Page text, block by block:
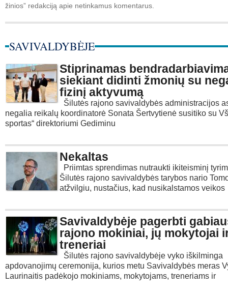
žinios” redakciją apie netinkamus komentarus.
SAVIVALDYBĖJE
Stiprinamas
siekiant didinti žmonių su
fizinį aktyvumą
Šilutės rajono savivaldybės administracijos
negalia reikalų koordinatorė Sonata Šertvytienė susitiko su
sportas“ direktoriumi Gediminu
Nekaltas
Priimtas sprendimas nutraukti ikiteisminį
Šilutės rajono savivaldybės tarybos nario
atžvilgiu, nustačius, kad nusikalstamos veikos
Savivaldybėje pagerbti
rajono mokiniai, jų mokytojai
treneriai
Šilutės rajono savivaldybėje vyko iškilminga
apdovanojimų ceremonija, kurios metu Savivaldybės meras
Laurinaitis padėkojo mokiniams, mokytojams, treneriams ir